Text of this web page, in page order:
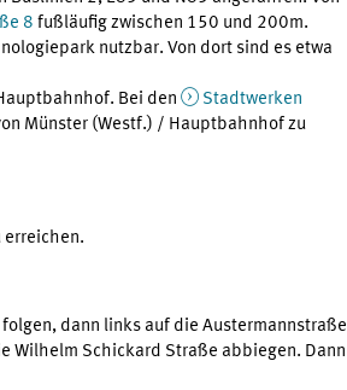
8 fußläufig zwischen 150 und 200m.
nutzbar. Von dort sind es etwa
Bei den
Stadtwerken
Münster (Westf.) / Hauptbahnhof zu
erreichen.
dann links auf die Austermannstraße
Wilhelm Schickard Straße abbiegen. Dann